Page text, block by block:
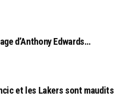
d’Anthony Edwards…
et les Lakers sont maudits